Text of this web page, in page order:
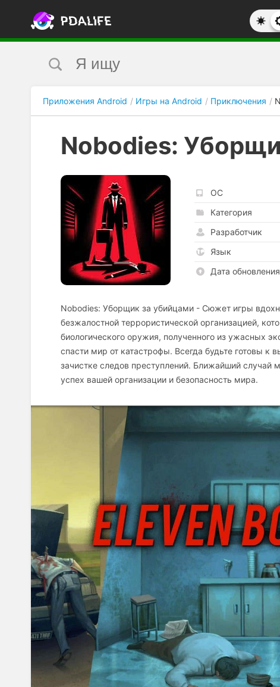
Приложения Android Игры на Android Приключения
Nobodies:
ОС
Категория
Разработчик
Язык
Дата обновления
Nobodies: Уборщик за убийцами - Сюжет игры
безжалостной террористической организацией,
биологического оружия, полученного из ужасных
спасти мир от катастрофы. Всегда будьте готовы к
зачистке следов преступлений. Ближайший
успех вашей организации и безопасность мира.